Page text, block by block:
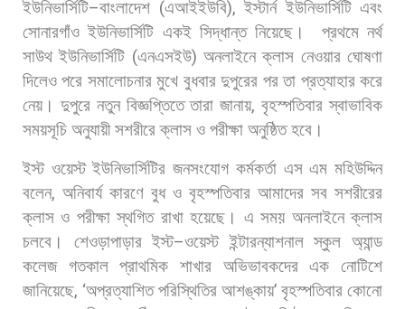
ইউনিভার্সিটি–বাংলাদেশ (এআইইউবি),ইস্টার্ন ইউনিভার্সিটি এবং
সোনারগাঁও ইউনিভার্সিটি একই সিদ্ধান্ত নিয়েছে। প্রথমে নর্থ
সাউথ ইউনিভার্সিটি (এনএসইউ)অনলাইনে ক্লাস নেওয়ার ঘোষণা
দিলেও পরে সমালোচনার মুখে বুধবার দুপুরের পর তা প্রত্যাহার করে
নেয়। দুপুরে নতুন বিজ্ঞপ্তিতে তারা জানায়,বৃহস্পতিবার স্বাভাবিক
সময়সূচি অনুযায়ী সশরীরে ক্লাস ও পরীক্ষা অনুষ্ঠিত হবে।
ইস্ট ওয়েস্ট ইউনিভার্সিটির জনসংযোগ কর্মকর্তা এস এম মহিউদ্দিন
বলেন, অনিবার্য কারণে বুধ ও বৃহস্পতিবার আমাদের সব সশরীরের
ক্লাস ও পরীক্ষা স্থগিত রাখা হয়েছে। এ সময় অনলাইনে ক্লাস
চলবে। শেওড়াপাড়ার ইস্ট–ওয়েস্ট ইন্টারন্যাশনাল স্কুল অ্যান্ড
কলেজ
গতকাল প্রাথমিক শাখার অভিভাবকদের এক
নোটিশে
জানিয়েছে, ‘অপ্রত্যাশিত পরিস্থিতির আশঙ্কায়’ বৃহস্পতিবার কোনো